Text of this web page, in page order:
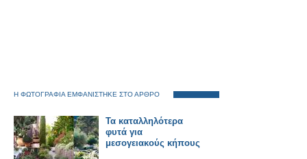
Η ΦΩΤΟΓΡΑΦΙΑ ΕΜΦΑΝΙΣΤΗΚΕ ΣΤΟ ΑΡΘΡΟ
Τα καταλληλότερα
φυτά για
μεσογειακούς κήπους